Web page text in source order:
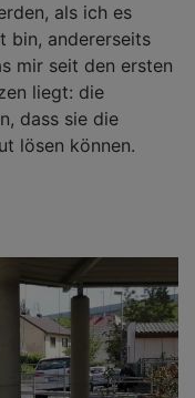
als ich es
bin, andererseits
mir seit den ersten
liegt: die
dass sie die
lösen können.